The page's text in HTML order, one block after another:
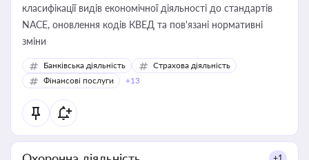
класифікації видів економічної діяльності до стандартів
NACE, оновлення кодів КВЕД та пов'язані нормативні
зміни
Банківська діяльність
Страхова діяльність
Фінансові послуги
+13